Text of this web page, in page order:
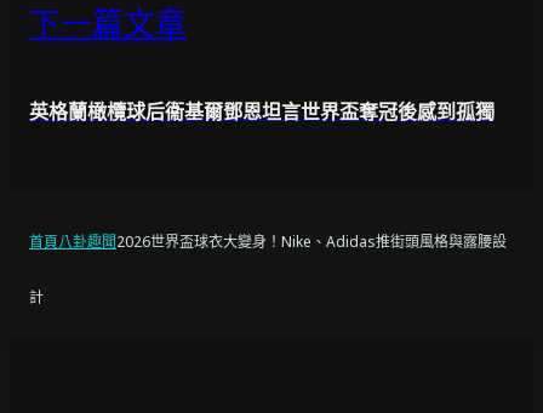
下一篇文章
英格蘭橄欖球后衞基爾鄧恩坦言世界盃奪冠後感到孤獨
首頁八卦趣聞2026世界盃球衣大變身！Nike、Adidas推街頭風格與露腰設
計